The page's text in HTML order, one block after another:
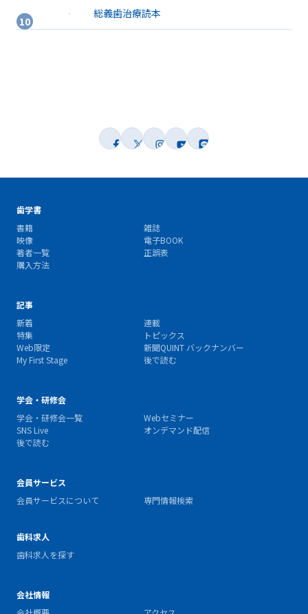
総義歯治療読本
歯学書
書籍
雑誌
映像
電子BOOK
著者一覧
正誤表
購入方法
記事
新着
連載
特集
トピックス
Web限定
新聞QUINT バックナンバー
My First Stage
後で読む
学会・研修会
学会・研修会一覧
Webセミナー
SNS Live
オンデマンド配信
後で読む
会員サービス
会員サービスについて
専門情報検索
歯科求人
歯科求人を探す
会社情報